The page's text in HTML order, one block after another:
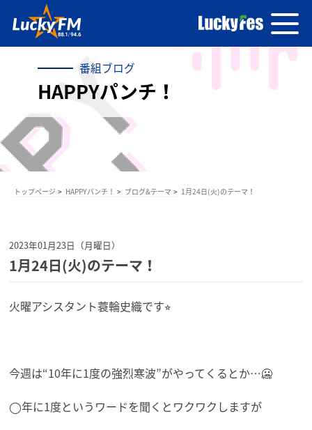
番組ブログ
HAPPYパンチ！
トップページ HAPPYパンチ！ ブログ&テーマ 1月24日(火)のテーマ！
2023年01月23日（月曜日）
1月24日(火)のテーマ！
火曜アシスタント蓑輪史織です⭐︎
今週は“10年に1度の強烈寒波”がやってくるとか…🥶
◯年に1度というワードを聞くとワクワクしますが